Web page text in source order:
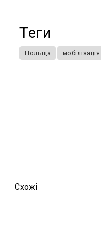
Теги
Польща мобілізація
Схожi